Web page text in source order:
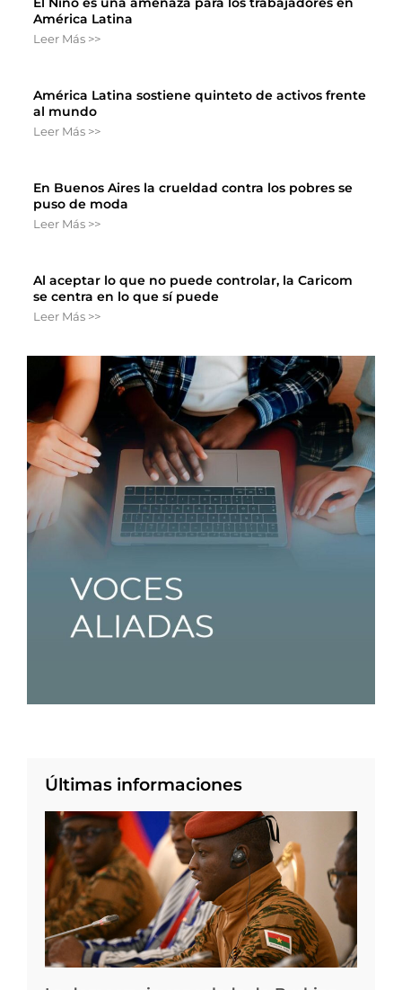
América Latina
Leer Más >>
América Latina sostiene quinteto de activos frente
al mundo
Leer Más >>
En Buenos Aires la crueldad contra los pobres se
puso de moda
Leer Más >>
Al aceptar lo que no puede controlar, la Caricom
se centra en lo que sí puede
Leer Más >>
Últimas informaciones